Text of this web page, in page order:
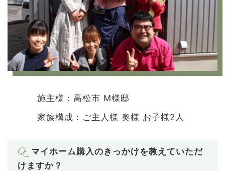
施主様：高松市 M様邸
家族構成：ご主人様 奥様 お子様2人
Q. マイホーム購入のきっかけを教えていただ
けますか？